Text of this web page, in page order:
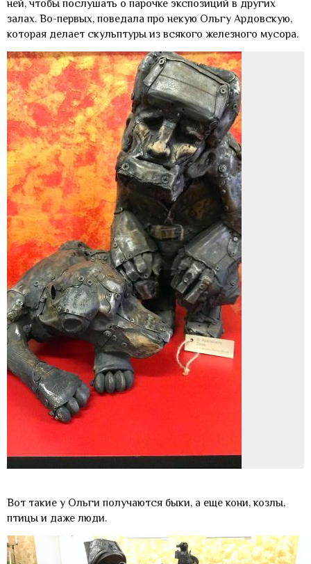
ней, чтобы послушать о парочке экспозиций в других
залах. Во-первых, поведала про некую Ольгу Ардовскую,
которая делает скульптуры из всякого железного мусора.
Вот такие у Ольги получаются быки, а еще кони, козлы,
птицы и даже люди.